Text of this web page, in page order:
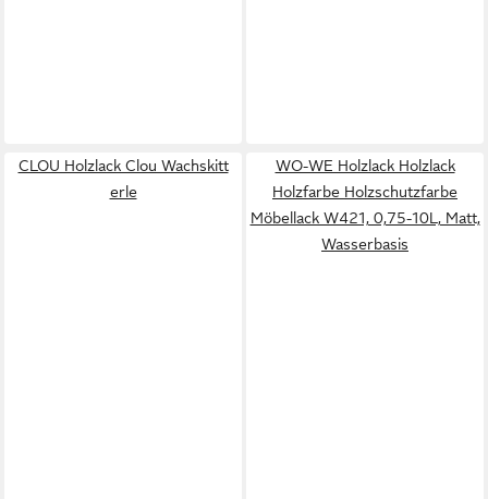
CLOU Holzlack Clou Wachskitt
erle
WO-WE Holzlack Holzlack
Holzfarbe Holzschutzfarbe
Möbellack W421, 0,75-10L, Matt,
Wasserbasis